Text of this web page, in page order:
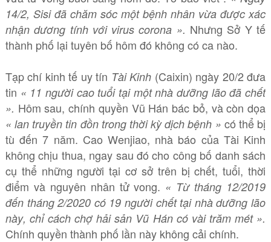
14/2, Sisi đã chăm sóc một bệnh nhân vừa được xác
nhận dương tính với virus corona ». Nhưng Sở Y tế
thành phố lại tuyên bố hôm đó không có ca nào.
Tạp chí kinh tế uy tín Tài Kinh (Caixin) ngày 20/2 đưa
tin « 11 người cao tuổi tại một nhà dưỡng lão đã chết
». Hôm sau, chính quyền Vũ Hán bác bỏ, và còn dọa
« lan truyền tin đồn trong thời kỳ dịch bệnh » có thể bị
tù đến 7 năm. Cao Wenjiao, nhà báo của Tài Kinh
không chịu thua, ngay sau đó cho công bố danh sách
cụ thể những người tại cơ sở trên bị chết, tuổi, thời
điểm và nguyên nhân tử vong. « Từ tháng 12/2019
đến tháng 2/2020 có 19 người chết tại nhà dưỡng lão
này, chỉ cách chợ hải sản Vũ Hán có vài trăm mét ».
Chính quyền thành phố lần này không cải chính.